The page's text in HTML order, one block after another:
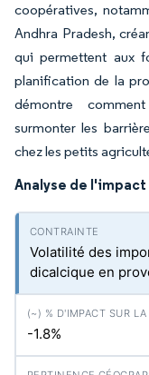
coopératives,
Andhra Pradesh,
qui permettent aux
planification de la
démontre
surmonter les
chez les petits
Analyse de
Volatilité des
dicalcique en
-1.8%